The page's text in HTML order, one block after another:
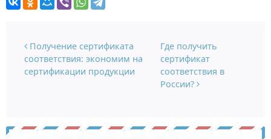
Навигация по записям
Получение сертификата
соответствия: экономим на
сертификации продукции
Где получить
сертификат
соответствия в
России?